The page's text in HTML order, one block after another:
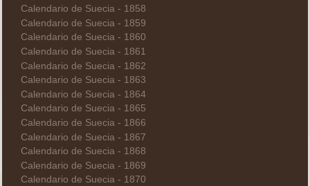
Calendario de Suecia - 1858
Calendario de Suecia - 1859
Calendario de Suecia - 1860
Calendario de Suecia - 1861
Calendario de Suecia - 1862
Calendario de Suecia - 1863
Calendario de Suecia - 1864
Calendario de Suecia - 1865
Calendario de Suecia - 1866
Calendario de Suecia - 1867
Calendario de Suecia - 1868
Calendario de Suecia - 1869
Calendario de Suecia - 1870